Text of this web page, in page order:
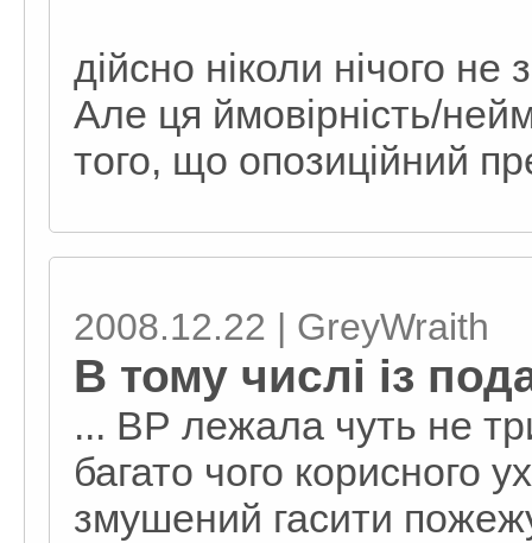
дійсно ніколи нічого
Але ця ймовірність/
того, що опозиційний
2008.12.22 | GreyWraith
В тому числі із
... ВР лежала чуть не
багато чого корисного
змушений гасити